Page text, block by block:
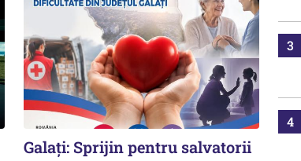
Galați: Sprijin pentru salvatorii